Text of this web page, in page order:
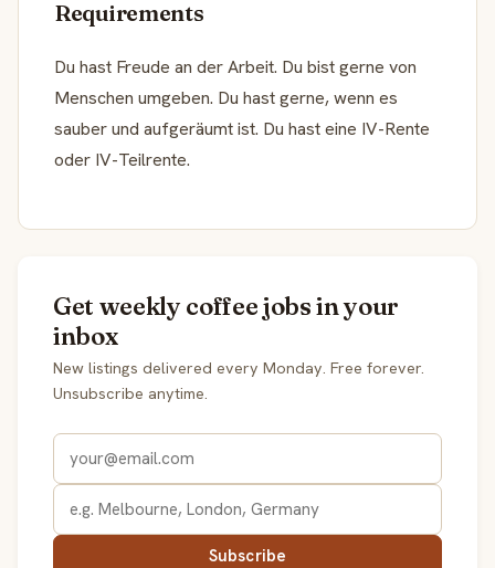
Requirements
Du hast Freude an der Arbeit. Du bist gerne von
Menschen umgeben. Du hast gerne, wenn es
sauber und aufgeräumt ist. Du hast eine IV-Rente
oder IV-Teilrente.
Get weekly coffee jobs in your
inbox
New listings delivered every Monday. Free forever.
Unsubscribe anytime.
Subscribe